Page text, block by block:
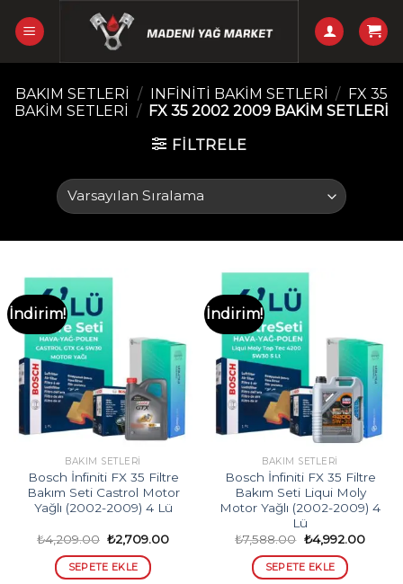
BAKIM SETLERI / INFINITI BAKIM SETLERI / FX 35
BAKIM SETLERI / FX 35 2002 2009 BAKIM SETLERI
FILTRELE
İndirim!
BAKIM SETLERI
Bosch İnfiniti FX 35 Filtre
Bakım Seti Castrol Motor
Yağlı (2002-2009) 4 Lü
₺4,209.00 Orijinal
fiyat:
₺4,209.00.
₺2,709.00Şu
SEPETE EKLE
İndirim!
BAKIM SETLERI
Bosch İnfiniti FX 35 Filtre
Bakım Seti Liqui Moly
Motor Yağlı (2002-2009) 4
Lü
₺7,588.00 Orijinal
fiyat:
₺7,588.00.
₺4,992.00Şu
SEPETE EKLE